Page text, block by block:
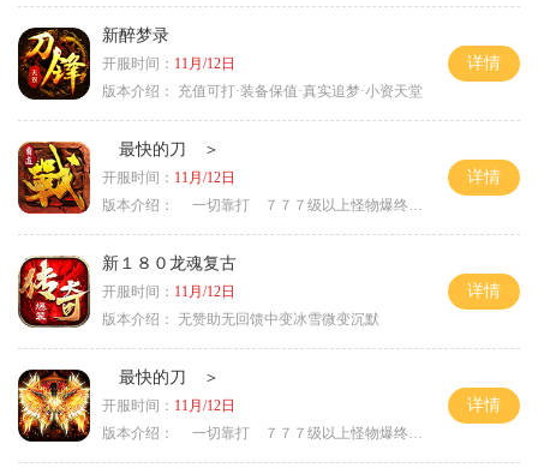
新醉梦录
开服时间： 11月/12日
版本介绍：
充值可打·装备保值·真实追梦·小资天堂
详情
最快的刀 ＞
开服时间： 11月/12日
版本介绍：
一切靠打 ７７７级以上怪物爆终极 ＞
详情
新１８０龙魂复古
开服时间： 11月/12日
版本介绍： 无赞助无回馈中变冰雪微变沉默
详情
最快的刀 ＞
开服时间： 11月/12日
版本介绍：
一切靠打 ７７７级以上怪物爆终极 ＞
详情